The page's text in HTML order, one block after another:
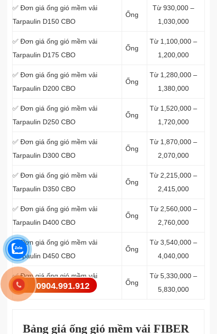
✅ Đơn giá ống gió mềm vải
Tarpaulin D150 CBO
Ống
Từ 930,000 –
1,030,000
✅ Đơn giá ống gió mềm vải
Tarpaulin D175 CBO
Ống
Từ 1,100,000 –
1,200,000
✅ Đơn giá ống gió mềm vải
Tarpaulin D200 CBO
Ống
Từ 1,280,000 –
1,380,000
✅ Đơn giá ống gió mềm vải
Tarpaulin D250 CBO
Ống
Từ 1,520,000 –
1,720,000
✅ Đơn giá ống gió mềm vải
Tarpaulin D300 CBO
Ống
Từ 1,870,000 –
2,070,000
✅ Đơn giá ống gió mềm vải
Tarpaulin D350 CBO
Ống
Từ 2,215,000 –
2,415,000
✅ Đơn giá ống gió mềm vải
Tarpaulin D400 CBO
Ống
Từ 2,560,000 –
2,760,000
✅ Đơn giá ống gió mềm vải
Tarpaulin D450 CBO
Ống
Từ 3,540,000 –
4,040,000
✅ Đơn giá ống gió mềm vải
Tarpaulin D500 CBO
Ống
Từ 5,330,000 –
5,830,000
Bảng giá ống gió mềm vải FIBER
0904.991.912